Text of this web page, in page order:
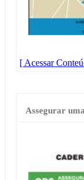
[ Acessar
Assegurar